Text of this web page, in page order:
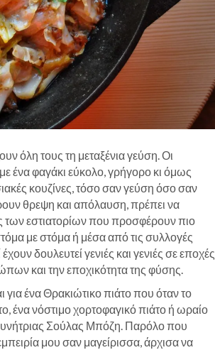
όλη τους τη μεταξένια γεύση. Οι
ένα φαγάκι εύκολο, γρήγορο κι όμως
κουζίνες, τόσο σαν γεύση όσο σαν
θρεψη και απόλαυση, πρέπει να
των εστιατορίων που προσφέρουν πιο
με στόμα ή μέσα από τις συλλογές
δουλευτεί γενιές και γενιές σε εποχές
και την εποχικότητα της φύσης.
ένα Θρακιώτικο πιάτο που όταν το
ένα νόστιμο χορτοφαγικό πιάτο ή ωραίο
Σούλας Μπόζη. Παρόλο που
μου σαν μαγείρισσα, άρχισα να